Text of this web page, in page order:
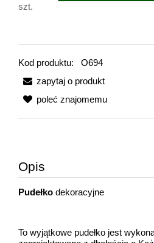
szt.
Kod produktu:
O694
zapytaj o produkt
poleć znajomemu
Opis
Pudełko dekoracyjne
To wyjątkowe pudełko jest